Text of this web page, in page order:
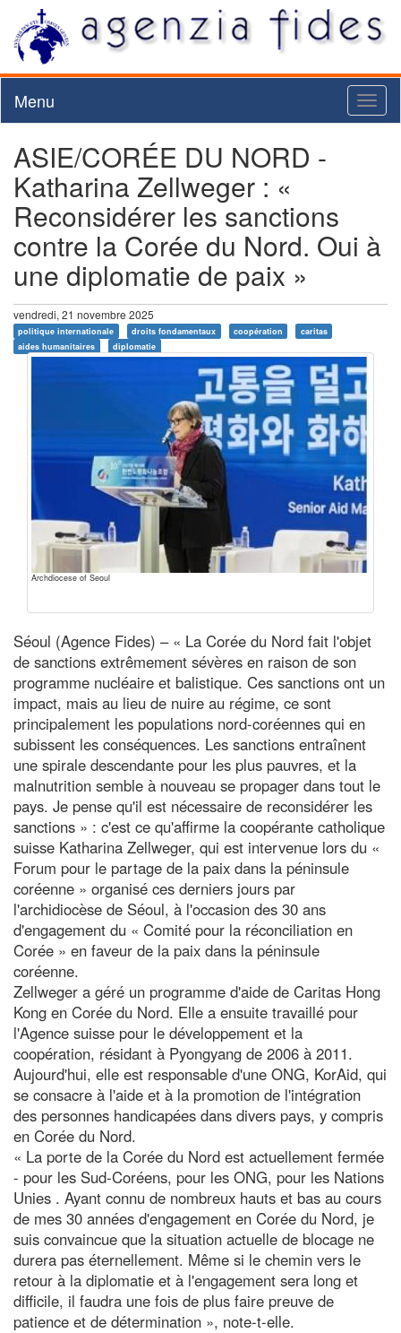
Menu
ASIE/CORÉE DU NORD -
Katharina Zellweger : «
Reconsidérer les sanctions
contre la Corée du Nord. Oui à
une diplomatie de paix »
vendredi, 21 novembre 2025
politique internationale droits fondamentaux coopération
caritas
aides humanitaires
diplomatie
Archdiocese of Seoul
Séoul (Agence Fides) – « La Corée du Nord fait l'objet
de sanctions extrêmement sévères en raison de son
programme nucléaire et balistique. Ces sanctions ont un
impact, mais au lieu de nuire au régime, ce sont
principalement les populations nord-coréennes qui en
subissent les conséquences. Les sanctions entraînent
une spirale descendante pour les plus pauvres, et la
malnutrition semble à nouveau se propager dans tout le
pays. Je pense qu'il est nécessaire de reconsidérer les
sanctions » : c'est ce qu'affirme la coopérante catholique
suisse Katharina Zellweger, qui est intervenue lors du «
Forum pour le partage de la paix dans la péninsule
coréenne » organisé ces derniers jours par
l'archidiocèse de Séoul, à l'occasion des 30 ans
d'engagement du « Comité pour la réconciliation en
Corée » en faveur de la paix dans la péninsule
coréenne.
Zellweger a géré un programme d'aide de Caritas Hong
Kong en Corée du Nord. Elle a ensuite travaillé pour
l'Agence suisse pour le développement et la
coopération, résidant à Pyongyang de 2006 à 2011.
Aujourd'hui, elle est responsable d'une ONG, KorAid, qui
se consacre à l'aide et à la promotion de l'intégration
des personnes handicapées dans divers pays, y compris
en Corée du Nord.
« La porte de la Corée du Nord est actuellement fermée
- pour les Sud-Coréens, pour les ONG, pour les Nations
Unies . Ayant connu de nombreux hauts et bas au cours
de mes 30 années d'engagement en Corée du Nord, je
suis convaincue que la situation actuelle de blocage ne
durera pas éternellement. Même si le chemin vers le
retour à la diplomatie et à l'engagement sera long et
difficile, il faudra une fois de plus faire preuve de
patience et de détermination », note-t-elle.